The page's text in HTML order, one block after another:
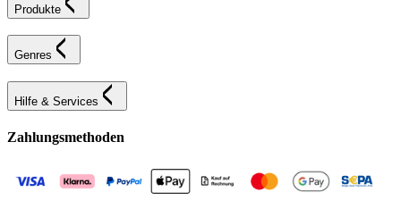
Produkte
Genres
Hilfe & Services
Zahlungsmethoden